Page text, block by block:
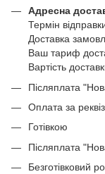
Адресна
Термін
Доставка
Ваш тариф
Вартість
Післяплата
Оплата за
Готівкою
Післяплата
Безготівковий